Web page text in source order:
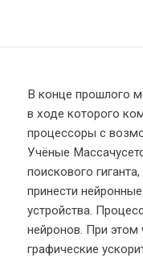
В конце прошлого
в ходе которого
процессоры с
Учёные
поискового
принести
устройства.
нейронов. При этом
графические